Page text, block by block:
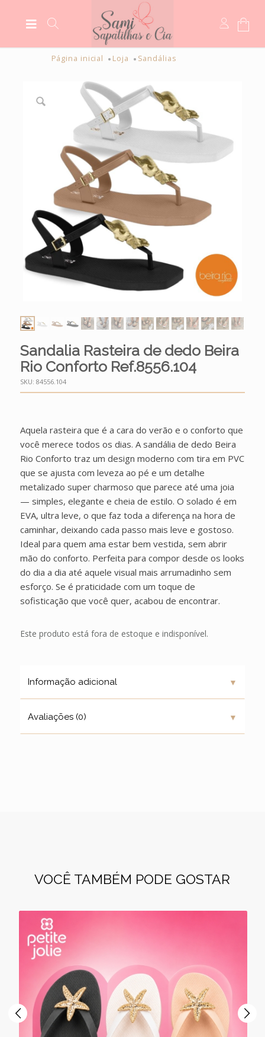
Página inicial Loja Sandálias
Sandalia Rasteira de dedo Beira
Rio Conforto Ref.8556.104
SKU: 84556.104
Aquela rasteira que é a cara do verão e o conforto que
você merece todos os dias. A sandália de dedo Beira
Rio Conforto traz um design moderno com tira em PVC
que se ajusta com leveza ao pé e um detalhe
metalizado super charmoso que parece até uma joia
— simples, elegante e cheia de estilo. O solado é em
EVA, ultra leve, o que faz toda a diferença na hora de
caminhar, deixando cada passo mais leve e gostoso.
Ideal para quem ama estar bem vestida, sem abrir
mão do conforto. Perfeita para compor desde os looks
do dia a dia até aquele visual mais arrumadinho sem
esforço. Se é praticidade com um toque de
sofisticação que você quer, acabou de encontrar.
Este produto está fora de estoque e indisponível.
Informação adicional ▼
Avaliações (0) ▼
VOCÊ TAMBÉM PODE GOSTAR